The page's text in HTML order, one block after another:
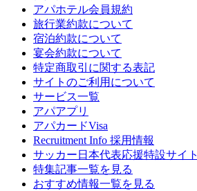
アパホテル会員規約
旅行業約款について
宿泊約款について
宴会約款について
特定商取引に関する表記
サイトのご利用について
サービス一覧
アパアプリ
アパカードVisa
Recruitment Info 採用情報
サッカー日本代表応援特設サイト
特集記事一覧を見る
おすすめ情報一覧を見る